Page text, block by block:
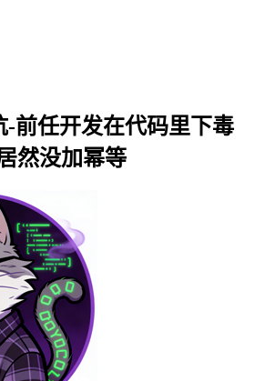
-前任开发在代码里下毒
然没加幂等